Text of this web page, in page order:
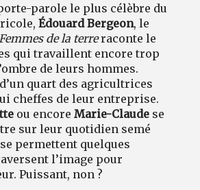
parole le plus célèbre du
Édouard Bergeon, le
Femmes de la terreraconte le
qui travaillent encore trop
de leurs hommes.
quart des agricultrices
cheffes de leur entreprise.
ou encoreMarie-Claude se
sur leur quotidien semé
se permettent quelques
l’image pour
Puissant, non ?